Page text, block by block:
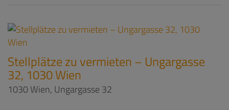
Stellplätze zu vermieten – Ungargasse
32, 1030 Wien
1030 Wien, Ungargasse 32